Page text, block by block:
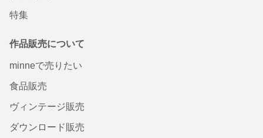
特集
作品販売について
minneで売りたい
食品販売
ヴィンテージ販売
ダウンロード販売